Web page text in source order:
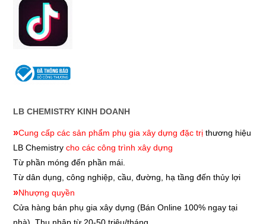
LB CHEMISTRY KINH DOANH
»Cung cấp các sản phẩm phụ gia xây dựng đặc trị thương hiệu
LB Chemistrycho các công trình xây dựng
Từ phần móng đến phần mái.
Từ dân dụng, công nghiệp, cầu, đường, hạ tầng đến thủy lợi
»Nhượng quyền
Cửa hàng bán phụ gia xây dựng (Bán Online 100% ngay tại